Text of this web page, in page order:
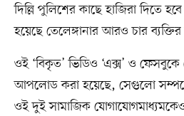
দিল্লি পুলিশের কাছে হাজিরা দিতে
হয়েছে তেলেঙ্গানার আরও চার ব্যক্তির
ওই ‘বিকৃত’ ভিডিও ‘এক্স’ ও ফেসবুকে
আপলোড করা হয়েছে, সেগুলো
ওই দুই সামাজিক